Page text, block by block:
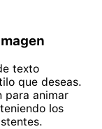
texto
que deseas.
para animar
los